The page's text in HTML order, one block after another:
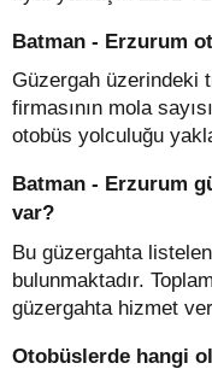
Batman - Erzurum
Güzergah üzerindeki
firmasının mola
otobüs yolculuğu
Batman - Erzurum
var?
Bu güzergahta
bulunmaktadır.
güzergahta hizmet
Otobüslerde hangi